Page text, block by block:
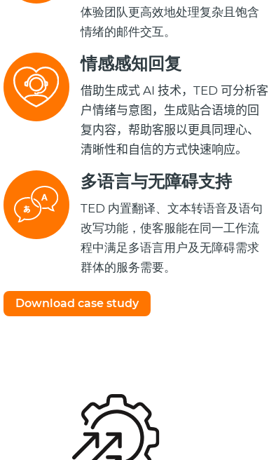
体验团队更高效地处理复杂且饱含
情绪的邮件交互。
情感感知回复
借助生成式 AI 技术，TED 可分析客
户情绪与意图，生成贴合语境的回
复内容，帮助客服以更具同理心、
清晰性和自信的方式快速响应。
多语言与无障碍支持
TED 内置翻译、文本转语音及语句
改写功能，使客服能在同一工作流
程中满足多语言用户及无障碍需求
群体的服务需要。
Download case study